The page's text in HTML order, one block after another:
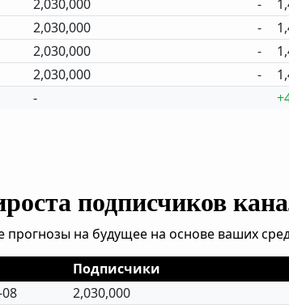
2,030,000 -
2,030,000 -
2,030,000 -
2,030,000 -
-
подписчиков
на будущее на основе ваших
Подписчики
2,030,000